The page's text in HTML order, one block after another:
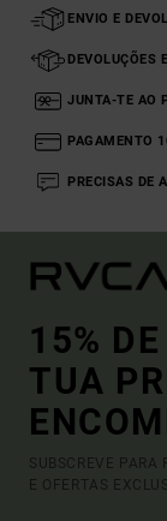
ENVIO E
DEVOLUÇÕES
JUNTA-TE AO
PAGAMENTO
PRECISAS DE
15%
TUA
SUBSCREVE PARA
E OFERTAS